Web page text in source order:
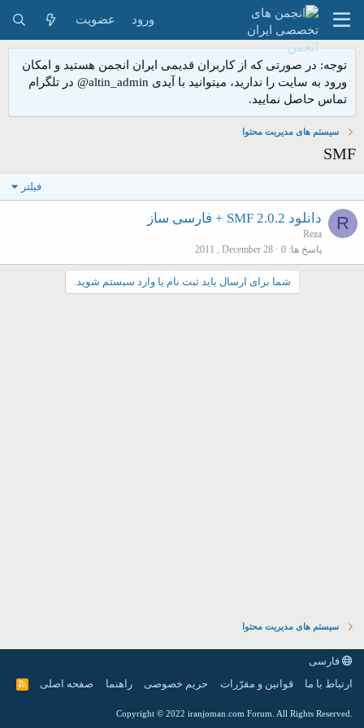
ورود عضویت
توجه: در صورتی که از کاربران قدیمی ایران انجمن هستید و امکان
ورود به سایت را ندارید، میتوانید با آیدی altin_admin@ در تلگرام
تماس حاصل نمایید.
سیستم های مدیریت محتوا
SMF
فیلتر
R دانلود SMF 2.0.2 + فارسی ساز
Reza
پاسخ ها 0
2011 , December 28
شما برای ارسال باید ثبت نام یا وارد سیستم شوید.
سیستم های مدیریت محتوا
فارسی
ارتباط با ما
قوانین و مقرّرات حریم خصوصی راهنما صفحه اصلی
R